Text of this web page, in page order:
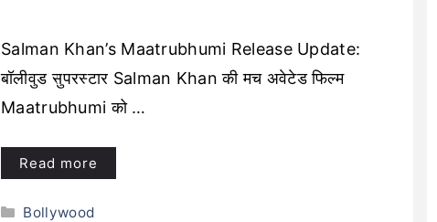
Salman Khan’s Maatrubhumi Release Update:
बॉलीवुड सुपरस्टार Salman Khan की मच अवेटेड फिल्म
Maatrubhumi को …
Read more
Categories
Bollywood